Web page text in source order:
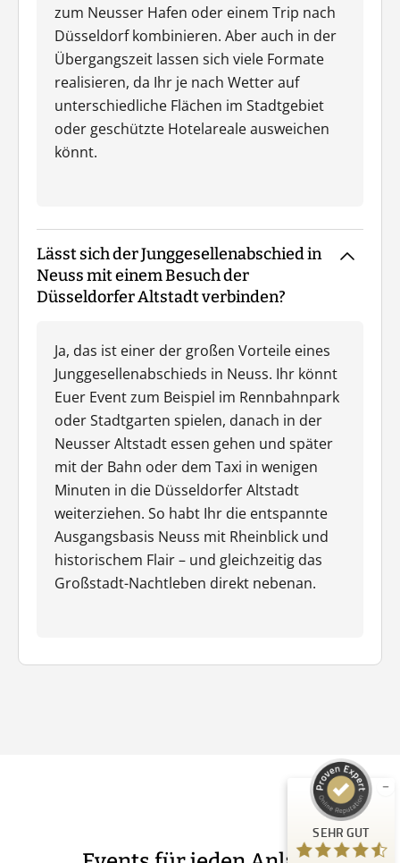
zum Neusser Hafen oder einem Trip nach
Düsseldorf kombinieren. Aber auch in der
Übergangszeit lassen sich viele Formate
realisieren, da Ihr je nach Wetter auf
unterschiedliche Flächen im Stadtgebiet
oder geschützte Hotelareale ausweichen
könnt.
Lässt sich der Junggesellenabschied in
Neuss mit einem Besuch der
Düsseldorfer Altstadt verbinden?
Ja, das ist einer der großen Vorteile eines
Junggesellenabschieds in Neuss. Ihr könnt
Euer Event zum Beispiel im Rennbahnpark
oder Stadtgarten spielen, danach in der
Neusser Altstadt essen gehen und später
mit der Bahn oder dem Taxi in wenigen
Minuten in die Düsseldorfer Altstadt
weiterziehen. So habt Ihr die entspannte
Ausgangsbasis Neuss mit Rheinblick und
historischem Flair – und gleichzeitig das
Großstadt-Nachtleben direkt nebenan.
SEHR GUT
Empfehlungen auf
ProvenExpert.com
Bewertungen auf ProvenExpert.com